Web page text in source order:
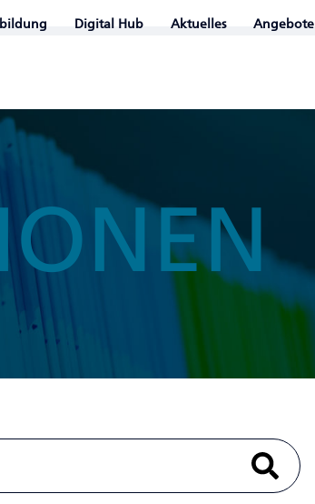
Digital Hub Aktuelles Angebote